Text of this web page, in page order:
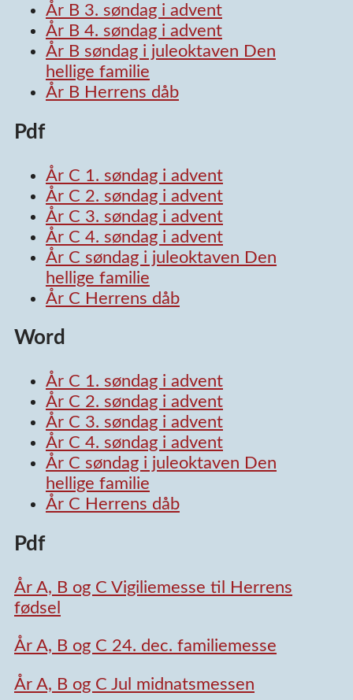
År B 3. søndag i advent
År B 4. søndag i advent
År B søndag i juleoktaven Den
hellige familie
År B Herrens dåb
Pdf
År C 1. søndag i advent
År C 2. søndag i advent
År C 3. søndag i advent
År C 4. søndag i advent
År C søndag i juleoktaven Den
hellige familie
År C Herrens dåb
Word
År C 1. søndag i advent
År C 2. søndag i advent
År C 3. søndag i advent
År C 4. søndag i advent
År C søndag i juleoktaven Den
hellige familie
År C Herrens dåb
Pdf
År A, B og C Vigiliemesse til Herrens
fødsel
År A, B og C 24. dec. familiemesse
År A, B og C Jul midnatsmessen